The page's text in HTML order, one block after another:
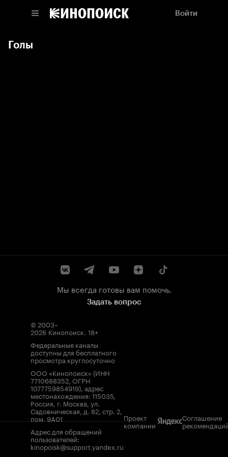
Войти
Голы
Мы всегда готовы вам помочь.
Задать вопрос
© 2003–
2026 Кинопоиск. 18+
Федеральные каналы
доступны для бесплатного
просмотра круглосуточно
ООО «Кинопоиск» (ИНН
7710688352, ОГРН
1077759854919), адрес
местонахождения: 115035,
Россия, г. Москва, ул.
Садовническая, д. 82, стр. 2,
пом. 9А01
Адрес для обращений
пользователей:
kinopoisk@support.yandex.ru
Проект
компании
Соглашение